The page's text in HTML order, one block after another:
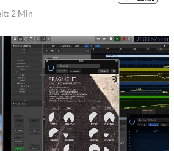
2 Min